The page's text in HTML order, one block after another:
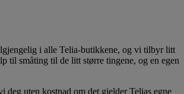
i alle Telia-butikkene, og vi tilbyr litt
til småting til de litt større tingene, og en egen
deg uten kostnad om det gjelder Telias egne